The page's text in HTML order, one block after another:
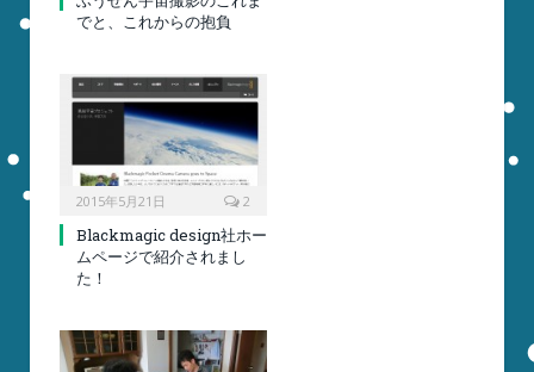
でと、これからの抱負
2015年5月21日 2
Blackmagic design社ホー
ムページで紹介されまし
た！